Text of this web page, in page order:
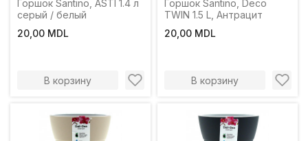
Горшок Santino, ASTI 1.4 л
серый / белый
20,00 MDL
В корзину
Горшок Santino, Deco
TWIN 1.5 L, Антрацит
20,00 MDL
В корзину